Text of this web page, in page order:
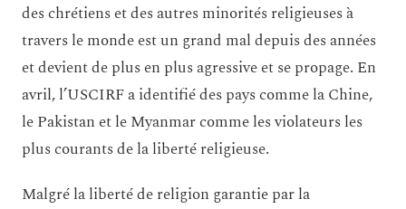
des chrétiens et des autres minorités religieuses à
travers le monde est un grand mal depuis des années
et devient de plus en plus agressive et se propage. En
avril, l’USCIRF a identifié des pays comme la Chine,
le Pakistan et le Myanmar comme les violateurs les
plus courants de la liberté religieuse.
Malgré la liberté de religion garantie par la